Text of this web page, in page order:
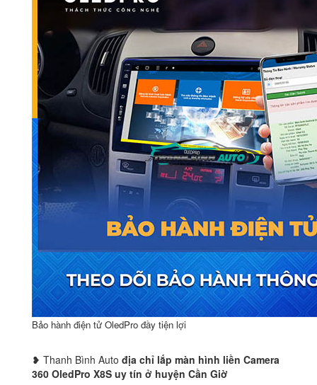
Bảo hành điện tử OledPro đầy tiện lợi
❥ Thanh Bình Auto địa chỉ lắp màn hình liền Camera
360 OledPro X8S uy tín ở huyện Cần Giờ